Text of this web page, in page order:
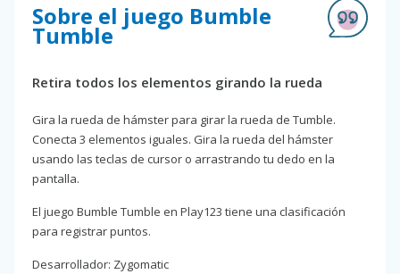
Sobre el juego Bumble
Tumble
Retira todos los elementos girando la rueda
Gira la rueda de hámster para girar la rueda de Tumble.
Conecta 3 elementos iguales. Gira la rueda del hámster
usando las teclas de cursor o arrastrando tu dedo en la
pantalla.
El juego Bumble Tumble en Play123 tiene una clasificación
para registrar puntos.
Desarrollador: Zygomatic